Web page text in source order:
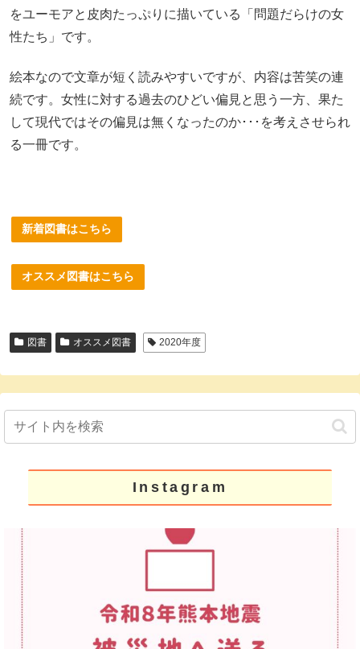
をユーモアと皮肉たっぷりに描いている「問題だらけの女
性たち」です。
絵本なので文章が短く読みやすいですが、内容は苦笑の連
続です。女性に対する過去のひどい偏見と思う一方、果た
して現代ではその偏見は無くなったのか･･･を考えさせられ
る一冊です。
新着図書はこちら
オススメ図書はこちら
図書 オススメ図書 2020年度
Instagram